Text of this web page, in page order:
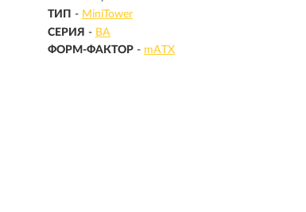
ТИП - MiniTower
СЕРИЯ - BA
ФОРМ-ФАКТОР - mATX